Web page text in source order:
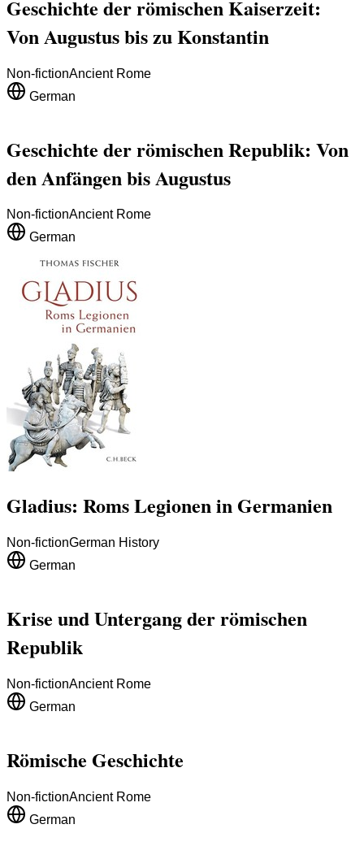
Geschichte der römischen Kaiserzeit:
Von Augustus bis zu Konstantin
Non-fictionAncient Rome
German
Geschichte der römischen Republik: Von
den Anfängen bis Augustus
Non-fictionAncient Rome
German
Gladius: Roms Legionen in Germanien
Non-fictionGerman History
German
Krise und Untergang der römischen
Republik
Non-fictionAncient Rome
German
Römische Geschichte
Non-fictionAncient Rome
German